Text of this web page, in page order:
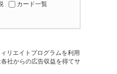
カード一覧
リエイトプログラムを利用
社からの広告収益を得てサ